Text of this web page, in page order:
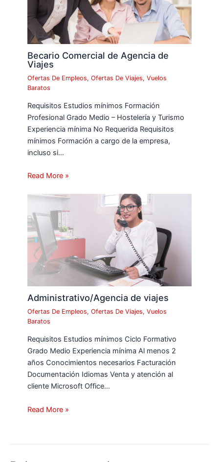
Becario Comercial de Agencia de
Viajes
Ofertas De Empleos,Ofertas De Viajes,Vuelos
Baratos
Requisitos Estudios mínimos Formación
Profesional Grado Medio – Hostelería y Turismo
Experiencia mínima No Requerida Requisitos
mínimos Formación a cargo de la empresa,
incluso si…
Read More »
Administrativo/Agencia de viajes
Ofertas De Empleos,Ofertas De Viajes,Vuelos
Baratos
Requisitos Estudios mínimos Ciclo Formativo
Grado Medio Experiencia mínima Al menos 2
años Conocimientos necesarios Facturación
Documentación Idiomas Venta y atención al
cliente Microsoft Office…
Read More »